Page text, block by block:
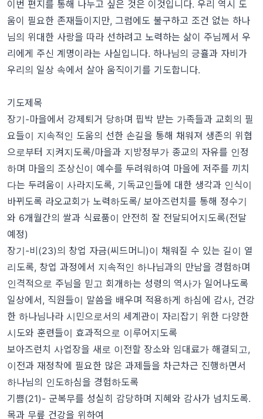
이번 편지를 통해 나누고 싶은 것은 이것입니다. 우리 역시 도
움이 필요한 존재들이지만, 그럼에도 불구하고 조건 없는 하나
님의 위대한 사랑을 따라 선하려고 노력하는 삶이 주님께서 우
리에게 주신 계명이라는 사실입니다. 하나님의 긍휼과 자비가
우리의 일상 속에서 살아 움직이기를 기도합니다.
기도제목
장기-마을에서 강제퇴거 당하며 핍박 받는 가족들과 교회의 필
요들이 지속적인 도움의 선한 손길을 통해 채워져 생존의 위협
으로부터 지켜지도록/마을과 지방정부가 종교의 자유를 인정
하며 마을의 조상신이 예수를 두려워하여 마을에 저주를 끼치
다는 두려움이 사라지도록, 기독교인들에 대한 생각과 인식이
바뀌도록 라오교회가 노력하도록/ 보아즈런치를 통해 정수기
와 6개월간의 쌀과 식료품이 안전히 잘 전달되어지도록(전달
예정)
장기-비(23)의 창업 자금(씨드머니)이 채워질 수 있는 길이 열
리도록, 창업 과정에서 지속적인 하나님과의 만남을 경험하며
인격적으로 주님을 믿고 회개하는 성령의 역사가 일어나도록
일상에서, 직원들이 말씀을 배우며 적용하게 하심에 감사, 건강
한 하나님나라 시민으로서의 세계관이 자리잡기 위한 다양한
시도와 훈련들이 효과적으로 이루어지도록
보아즈런치 사업장을 새로 이전할 장소와 임대료가 해결되고,
이전과 재정착에 필요한 많은 과제들을 차근차근 진행하면서
하나님의 인도하심을 경험하도록
기쁨(21)- 군복무를 성실히 감당하며 지혜와 감사가 넘치도록.
목과 무릎 건강을 위하여